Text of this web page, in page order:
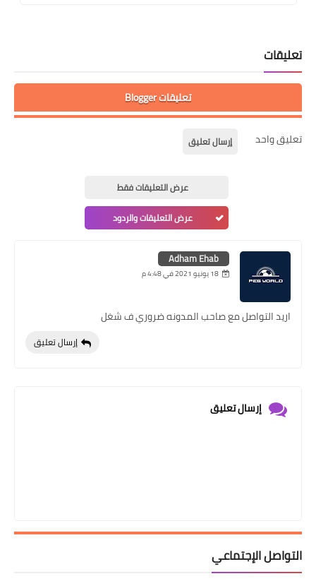
تعليقات
تعليقات Blogger
تعليق واحد إرسال تعليق
عرض التعليقات فقط
عرض التعليقات والردود
Adham Ehab
18 يونيو 2021 في 4:48 م
اريد التواصل مع صاحب المدونه ضروري ف شغل
إرسال تعليق
إرسال تعليق
التواصل الإجتماعي